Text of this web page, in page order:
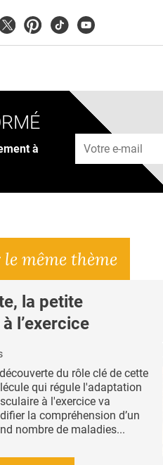
Pinterest
TiktokYoutube
à
Adresse e-mail
même thème
la petite
l’exercice
du rôle clé de cette
qui régule l'adaptation
à l'exercice va
la compréhension d’un
nombre de maladies...